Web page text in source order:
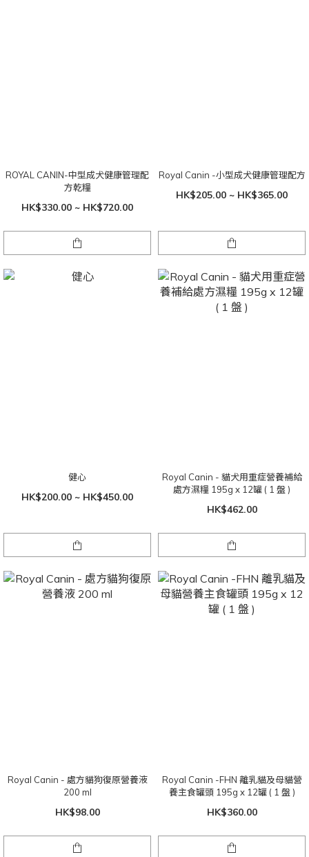
ROYAL CANIN-中型成犬健康管理配
方乾糧
HK$330.00 ~ HK$720.00
Royal Canin -小型成犬健康管理配方
HK$205.00 ~ HK$365.00
健心
HK$200.00 ~ HK$450.00
Royal Canin - 貓犬用重症營養補給
處方濕糧 195g x 12罐 ( 1 盤 )
HK$462.00
Royal Canin - 處方貓狗復原營養液
200 ml
HK$98.00
Royal Canin -FHN 離乳貓及母貓營
養主食罐頭 195g x 12罐 ( 1 盤 )
HK$360.00